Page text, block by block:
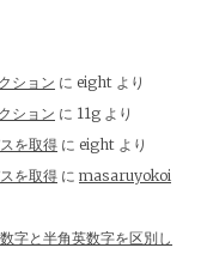
ション に eight より
ション に 11g より
を取得 に eight より
を取得 に masaruyokoi
字と半角英数字を区別し